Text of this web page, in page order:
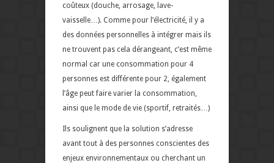
coûteux (douche, arrosage, lave-
vaisselle…). Comme pour l’électricité, il y a
des données personnelles à intégrer mais ils
ne trouvent pas cela dérangeant, c’est même
normal car une consommation pour 4
personnes est différente pour 2, également
l’âge peut faire varier la consommation,
ainsi que le mode de vie (sportif, retraités…)
Ils soulignent que la solution s’adresse
avant tout à des personnes conscientes des
enjeux environnementaux ou cherchant un